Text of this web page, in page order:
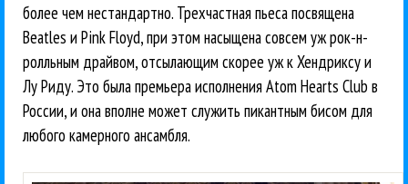
более чем нестандартно. Трехчастная пьеса посвящена
Beatles и Pink Floyd, при этом насыщена совсем уж рок-н-
ролльным драйвом, отсылающим скорее уж к Хендриксу и
Лу Риду. Это была премьера исполнения Atom Hearts Club в
России, и она вполне может служить пикантным бисом для
любого камерного ансамбля.